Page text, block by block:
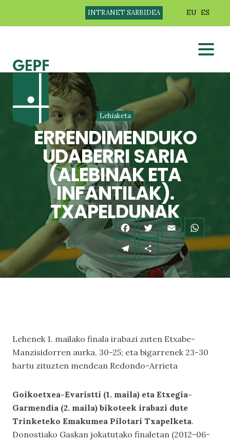
INTRANET SARBIDEA EU ES
Lehiaketa
ERRENDIMENDUKO
UDABERRI SARIA
(ALEBINAK ETA
INFANTILAK).
TXAPELDUNAK
Lehenek 1. mailako finala irabazi zuten Etxabe-
Manzisidorren aurka, 30-25; eta bigarrenek 23-30
hartu zituzten mendean Redondo-Arrieta
Goikoetxea-Evaristti (1. maila) eta Etxegia-
Garmendia (2. maila) bikoteek irabazi dute
Trinketeko Emakumea Pilotari Txapelketa.
Donostiako Gaskan jokatutako finaletan (2012-06-